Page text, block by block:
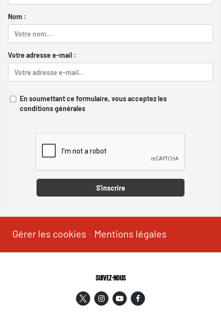
Nom :
Votre adresse e-mail :
En soumettant ce formulaire, vous acceptez les
conditions générales
S'inscrire
Gérer les cookies - Mentions légales
SUIVEZ-NOUS